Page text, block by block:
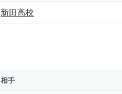
新田高校
相手